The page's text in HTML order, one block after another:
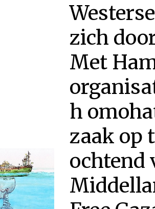
zich
Met
h
zaak op
ochtend